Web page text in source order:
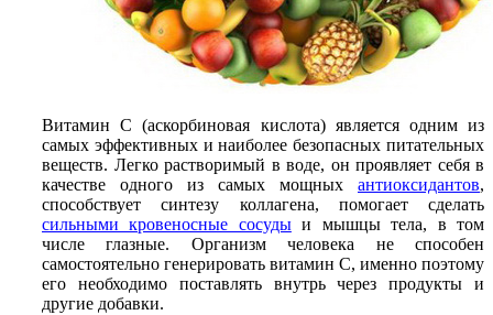
Витамин С (аскорбиновая кислота) является одним из
самых эффективных и наиболее безопасных питательных
веществ. Легко растворимый в воде, он проявляет себя в
качестве одного из самых мощных антиоксидантов,
способствует синтезу коллагена, помогает сделать
сильными кровеносные сосудыи мышцы тела, в том
числе глазные. Организм человека не способен
самостоятельно генерировать витамин С, именно поэтому
его необходимо поставлять внутрь через продукты и
другие добавки.